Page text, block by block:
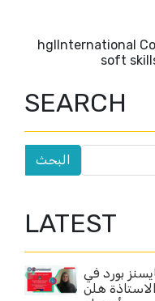
hglInternational
soft
SEARCH
LATEST
بورد في
الاستاذة هلن